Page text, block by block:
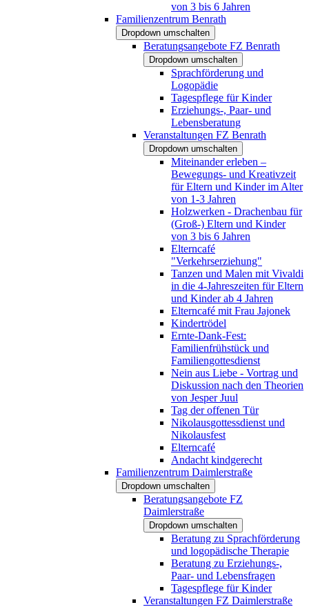
von 3 bis 6 Jahren
Familienzentrum Benrath
Dropdown umschalten
Beratungsangebote FZ Benrath
Dropdown umschalten
Sprachförderung und
Logopädie
Tagespflege für Kinder
Erziehungs-, Paar- und
Lebensberatung
Veranstaltungen FZ Benrath
Dropdown umschalten
Miteinander erleben –
Bewegungs- und Kreativzeit
für Eltern und Kinder im Alter
von 1-3 Jahren
Holzwerken - Drachenbau für
(Groß-) Eltern und Kinder
von 3 bis 6 Jahren
Elterncafé
"Verkehrserziehung"
Tanzen und Malen mit Vivaldi
in die 4-Jahreszeiten für Eltern
und Kinder ab 4 Jahren
Elterncafé mit Frau Jajonek
Kindertrödel
Ernte-Dank-Fest:
Familienfrühstück und
Familiengottesdienst
Nein aus Liebe - Vortrag und
Diskussion nach den Theorien
von Jesper Juul
Tag der offenen Tür
Nikolausgottessdienst und
Nikolausfest
Elterncafé
Andacht kindgerecht
Familienzentrum Daimlerstraße
Dropdown umschalten
Beratungsangebote FZ
Daimlerstraße
Dropdown umschalten
Beratung zu Sprachförderung
und logopädische Therapie
Beratung zu Erziehungs-,
Paar- und Lebensfragen
Tagespflege für Kinder
Veranstaltungen FZ Daimlerstraße